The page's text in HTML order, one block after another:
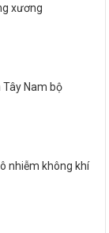
xương
Tây Nam bộ
nhiễm không khí